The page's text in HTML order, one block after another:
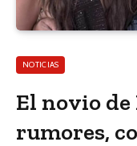
NOTICIAS
El novio
rumores,